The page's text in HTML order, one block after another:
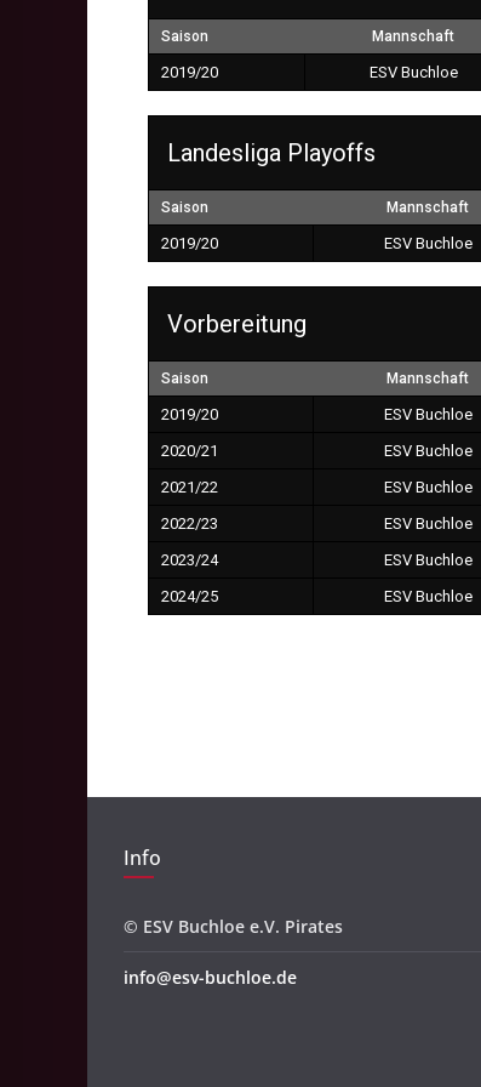
Saison Mannschaft
2019/20 ESV Buchloe
Landesliga Playoffs
Saison Mannschaft
2019/20 ESV Buchloe
Vorbereitung
Saison Mannschaft
2019/20 ESV Buchloe
2020/21
ESV Buchloe
2021/22
ESV Buchloe
2022/23
ESV Buchloe
2023/24
ESV Buchloe
2024/25
ESV Buchloe
Info
© ESV Buchloe e.V. Pirates
info@esv-buchloe.de